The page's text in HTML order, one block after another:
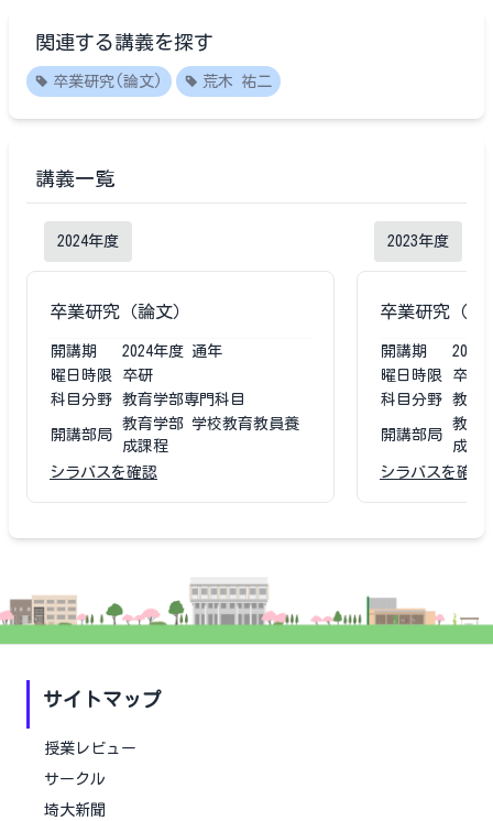
関連する講義を探す
卒業研究(論文) 荒木 祐二
講義一覧
2024年度
卒業研究（論文）
開講期 2024年度 通年
曜日時限
卒研
科目分野
教育学部専門科目
開講部局
教育学部 学校教育教員養
成課程
シラバスを確認
2023年度
卒業研究（論
開講期 2023
曜日時限
卒研
科目分野
教育
開講部局
教育
成課
シラバスを確認
サイトマップ
授業レビュー
サークル
埼大新聞